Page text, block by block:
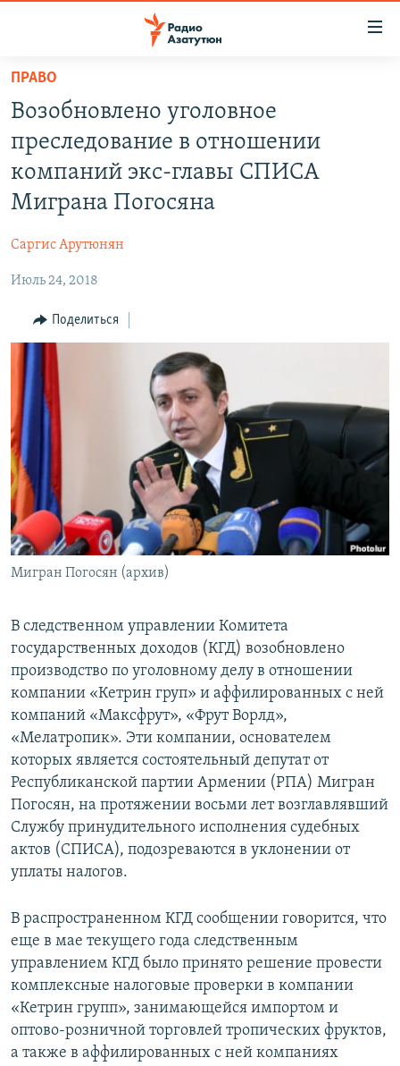
Перейти
основному
содержанию
Перейти
основной
Перейти
ГЛАВНАЯ
ПОЛИТИКА
ОБЩЕСТВО
РЕГИОН
НАГОРНЫЙ КАРАБАХ
КУЛЬТУРА
СПОРТ
АРХИВ
Հայերեն
English
Русский
Все сайты Радио Азатутюн
ПРАВО
Возобновлено уголовное
преследование в отношении
компаний экс-главы СПИСА
Миграна Погосяна
Саргис Арутюнян
Июль 24, 2018
Поделиться
Мигран Погосян (архив)
В следственном управлении Комитета
государственных доходов (КГД) возобновлено
производство по уголовному делу в отношении
компании «Кетрин груп» и аффилированных с ней
компаний «Максфрут», «Фрут Ворлд»,
«Мелатропик». Эти компании, основателем
которых является состоятельный депутат от
Республиканской партии Армении (РПА) Мигран
Погосян, на протяжении восьми лет возглавлявший
Службу принудительного исполнения судебных
актов (СПИСА), подозреваются в уклонении от
уплаты налогов.
В распространенном КГД сообщении говорится, что
еще в мае текущего года следственным
управлением КГД было принято решение провести
комплексные налоговые проверки в компании
«Кетрин групп», занимающейся импортом и
оптово-розничной торговлей тропических фруктов,
а также в аффилированных с ней компаниях